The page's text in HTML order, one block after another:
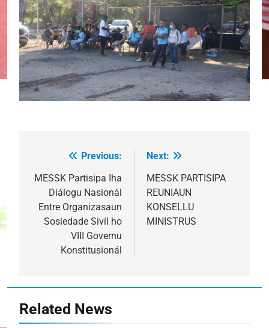
navigation
Previous:
MESSK Partisipa Iha
Diálogu Nasionál
Entre Organizasaun
Sosiedade Sivíl ho
VIII Governu
Konstitusionál
Next:
MESSK PARTISIPA
REUNIAUN
KONSELLU
MINISTRUS
Related News